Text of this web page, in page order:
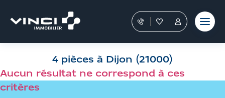
contenu
de
recherche
moment
Nos
conseillers
vous
guident
dans
votre
achat
FavorisTous
les
services
votre
Espace
4 pièces à Dijon (21000)
Aucun résultat ne correspond à ces
critères